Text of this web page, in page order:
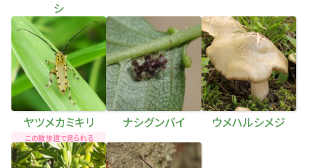
シ
ヤツメカミキリ
この散歩道で見られる
ナシグンバイ ウメハルシメジ